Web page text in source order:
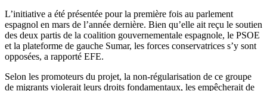
L’initiative a été présentée pour la première fois au parlement
espagnol en mars de l’année dernière. Bien qu’elle ait reçu le soutien
des deux partis de la coalition gouvernementale espagnole, le PSOE
et la plateforme de gauche Sumar, les forces conservatrices s’y sont
opposées, a rapporté EFE.
Selon les promoteurs du projet, la non-régularisation de ce groupe
de migrants violerait leurs droits fondamentaux, les empêcherait de